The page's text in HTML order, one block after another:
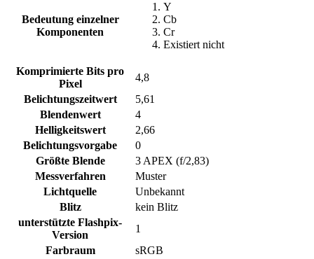
Bedeutung einzelner
Komponenten
Y
Cb
Cr
Existiert nicht
Komprimierte Bits pro
Pixel
4,8
Belichtungszeitwert
5,61
Blendenwert
4
Helligkeitswert
2,66
Belichtungsvorgabe
0
Größte Blende
3 APEX (f/2,83)
Messverfahren
Muster
Lichtquelle
Unbekannt
Blitz
kein Blitz
unterstützte Flashpix-
Version
1
Farbraum
sRGB